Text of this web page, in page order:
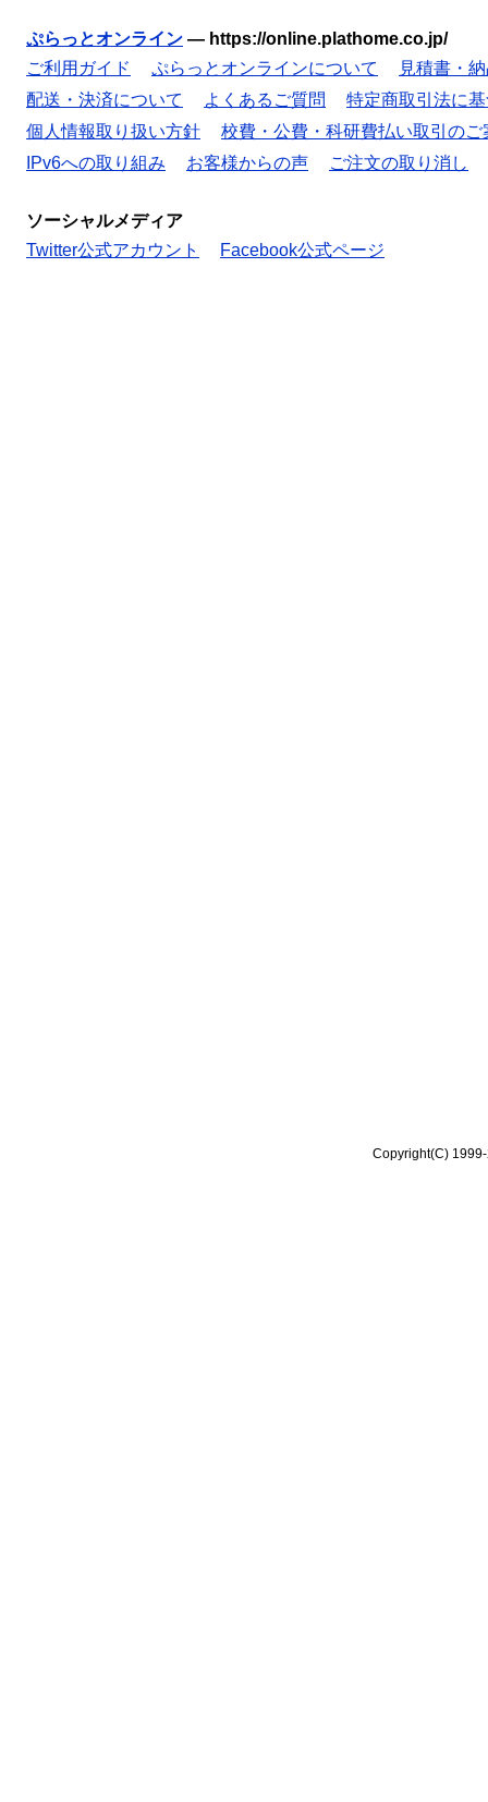
ぷらっとオンライン — https://online.plathome.co.jp/
ご利用ガイド
ぷらっとオンラインについて
見積書・
配送・決済について
よくあるご質問
特定商取引法に
個人情報取り扱い方針
校費・公費・科研費払い取引のご
IPv6への取り組み
お客様からの声 ご注文の取り消し
ソーシャルメディア
Twitter公式アカウント
Facebook公式ページ
Copyright(C)